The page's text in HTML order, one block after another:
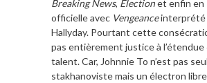
Breaking News, Électionet enfin en
officielle avec Vengeanceinterprété
Hallyday. Pourtant cette
pas entièrement justice à l’étendue
talent. Car, Johnnie To n’est pas
stakhanoviste mais un électron libre